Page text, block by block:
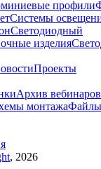
профили
Системы
Светодиодный
изделия
Проекты
Архив вебинаров
монтажа
, 2026